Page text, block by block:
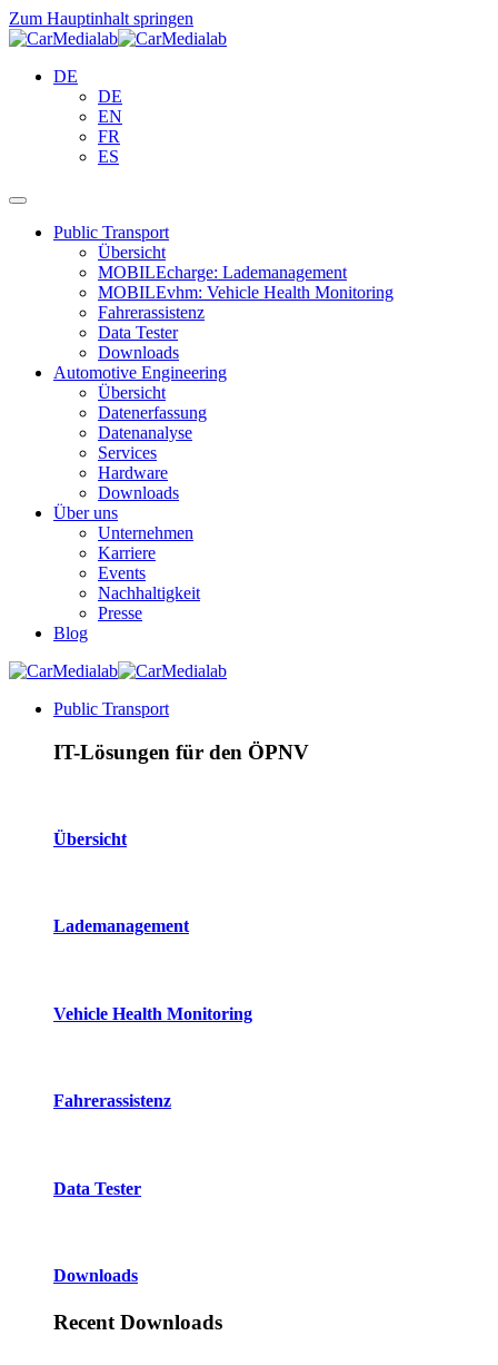
Zum Hauptinhalt springen
DE
DE
EN
FR
ES
Public Transport
Übersicht
MOBILEcharge: Lademanagement
MOBILEvhm: Vehicle Health Monitoring
Fahrerassistenz
Data Tester
Downloads
Automotive Engineering
Übersicht
Datenerfassung
Datenanalyse
Services
Hardware
Downloads
Über uns
Unternehmen
Karriere
Events
Nachhaltigkeit
Presse
Blog
Public Transport
IT-Lösungen für den ÖPNV
Übersicht
Lademanagement
Vehicle Health Monitoring
Fahrerassistenz
Data Tester
Downloads
Recent Downloads